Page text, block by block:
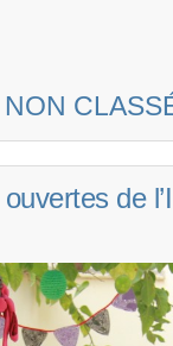
NON
de